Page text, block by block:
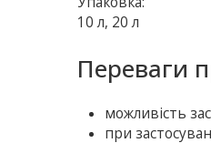
10 л, 20 л
Переваги
можливість
при